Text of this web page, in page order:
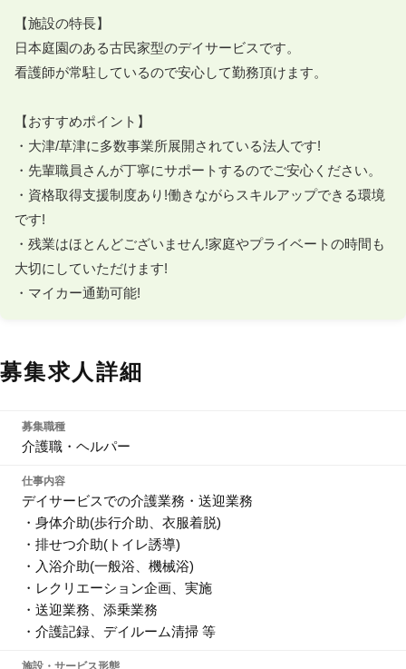
【施設の特長】
日本庭園のある古民家型のデイサービスです。
看護師が常駐しているので安心して勤務頂けます。
【おすすめポイント】
・大津/草津に多数事業所展開されている法人です!
・先輩職員さんが丁寧にサポートするのでご安心ください。
・資格取得支援制度あり!働きながらスキルアップできる環境
です!
・残業はほとんどございません!家庭やプライベートの時間も
大切にしていただけます!
・マイカー通勤可能!
募集求人詳細
募集職種
介護職・ヘルパー
仕事内容
デイサービスでの介護業務・送迎業務
・身体介助(歩行介助、衣服着脱)
・排せつ介助(トイレ誘導)
・入浴介助(一般浴、機械浴)
・レクリエーション企画、実施
・送迎業務、添乗業務
・介護記録、デイルーム清掃 等
施設・サービス形態